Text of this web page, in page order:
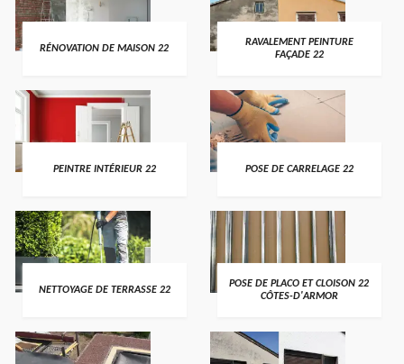
RÉNOVATION DE MAISON 22
RAVALEMENT PEINTURE
FAÇADE 22
PEINTRE INTÉRIEUR 22 POSE DE CARRELAGE 22
NETTOYAGE DE TERRASSE 22
POSE DE PLACO ET CLOISON 22
CÔTES-D'ARMOR